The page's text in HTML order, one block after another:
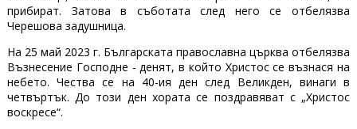
прибират. Затова в съботата след него се отбелязва
Черешова задушница.
На 25 май 2023 г. Българската православна църква отбелязва
Възнесение Господне - денят, в който Христос се възнася на
небето. Чества се на 40-ия ден след Великден, винаги в
четвъртък. До този ден хората се поздравяват с „Христос
воскресе“.